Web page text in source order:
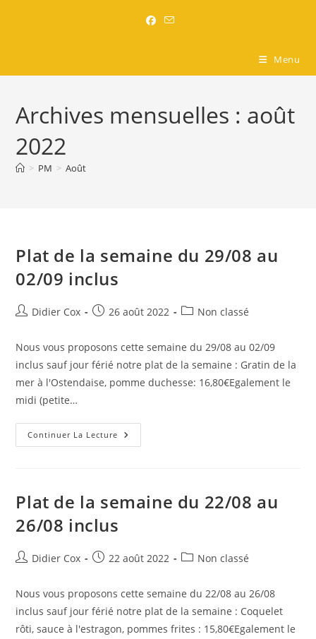
Menu
Archives mensuelles : août
2022
> PM > Août
Plat de la semaine du 29/08 au
02/09 inclus
Didier Cox 26 août 2022 Non classé
Nous vous proposons cette semaine du 29/08 au 02/09
inclus sauf jour férié notre plat de la semaine : Gratin de la
mer à l'Ostendaise, pomme duchesse: 16,80€Egalement le
midi (petite…
Continuer La Lecture
Plat de la semaine du 22/08 au
26/08 inclus
Didier Cox 22 août 2022 Non classé
Nous vous proposons cette semaine du 22/08 au 26/08
inclus sauf jour férié notre plat de la semaine : Coquelet
rôti, sauce à l'estragon, pommes frites : 15,80€Egalement le